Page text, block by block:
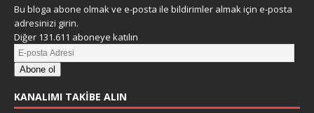
Bu bloga abone olmak ve e-posta ile bildirimler almak için e-posta
adresinizi girin.
Diğer 131.611 aboneye katılın
Abone ol
KANALIMI TAKIBE ALIN